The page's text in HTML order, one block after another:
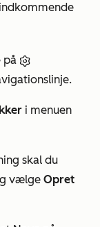
på
i menuen
skal du
vælge Opret